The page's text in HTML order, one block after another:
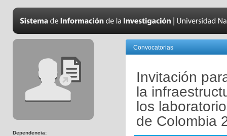
Dependencia:
Convocatorias
Invitación
la
los
de Colombia